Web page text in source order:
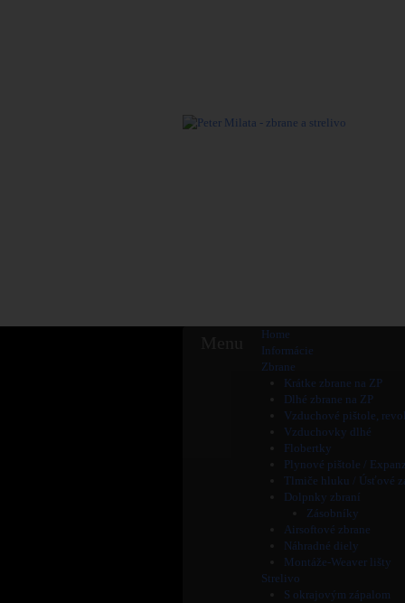
Home
Informácie
Zbrane
Krátke zbrane na ZP
Dlhé zbrane na ZP
Vzduchové pištole,
Vzduchovky dlhé
Flobertky
Plynové pištole /
Tlmiče hluku / Úsťové
Dolpnky zbraní
Zásobníky
Airsoftové zbrane
Náhradné diely
Montáže-Weaver lišty
Strelivo
S okrajovým zápalom